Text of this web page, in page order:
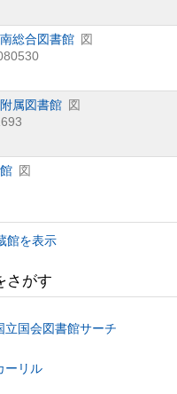
総合図書館 図
属図書館 図
図
館を表示
さがす
立国会図書館サーチ
ーリル